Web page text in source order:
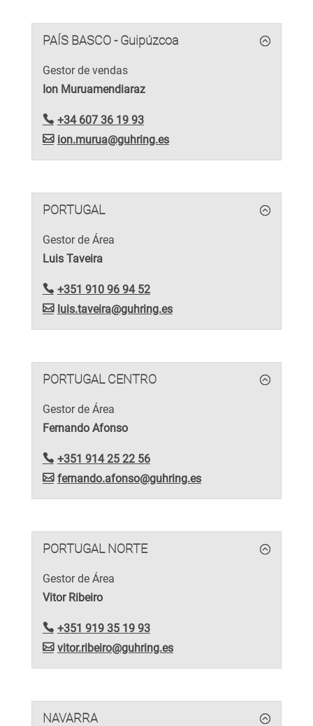
PAÍS BASCO - Guipúzcoa
Gestor de vendas
Ion Muruamendiaraz
+34 607 36 19 93
ion.murua@guhring.es
PORTUGAL
Gestor de Área
Luis Taveira
+351 910 96 94 52
luis.taveira@guhring.es
PORTUGAL CENTRO
Gestor de Área
Fernando Afonso
+351 914 25 22 56
fernando.afonso@guhring.es
PORTUGAL NORTE
Gestor de Área
Vitor Ribeiro
+351 919 35 19 93
vitor.ribeiro@guhring.es
NAVARRA